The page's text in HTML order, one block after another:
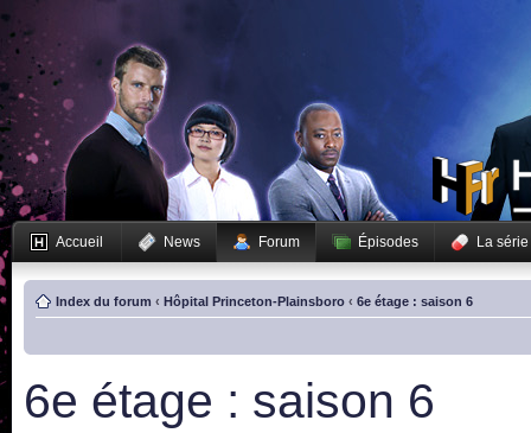
Accueil News Forum Épisodes La série
Index du forum ‹ Hôpital Princeton-Plainsboro ‹ 6e étage : saison 6
6e étage : saison 6